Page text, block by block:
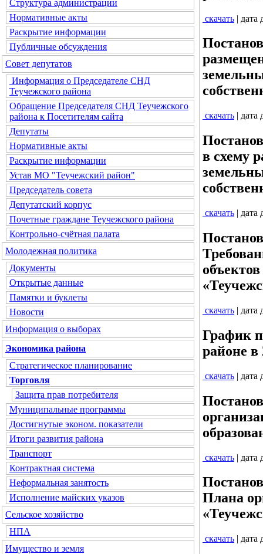
Структура администрации
Нормативные акты
Раскрытие информации
Публичные обсуждения
Совет депутатов
Информация о Председателе СНД
Теучежского района
Обращение Председателя СНД Теучежского
района к Посетителям сайта
Депутаты
Нормативные акты
Раскрытие информации
Устав МО "Теучежский район"
Председатель совета
Депутатский корпус
Почетные граждане Теучежского района
Контрольно-счётная палата
Молодежная политика
Документы
Открытые данные
Памятки и буклеты
Новости
Информация о выборах
Экономика района
Стратегическое планирование
Торговля
Защита прав потребителя
Муниципальные программы
Достигнутые эконом. показатели
Итоги развития района
Транспорт
Контрактная система
Неформальная занятость
Исполнение майских указов
Сельское хозяйство
НПА
Имущество и земля
скачать | дата
скачать | дата
в схему
скачать | дата
скачать | дата
График
районе в
скачать | дата
скачать | дата
Плана
скачать | дата